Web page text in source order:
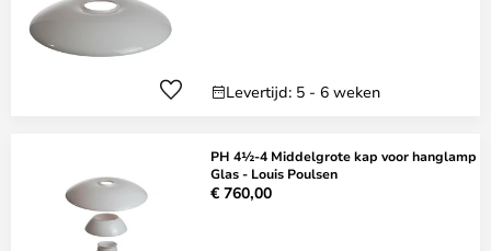
Levertijd: 5 - 6 weken
PH 4½-4 Middelgrote kap voor hanglamp
Glas - Louis Poulsen
€ 760,00